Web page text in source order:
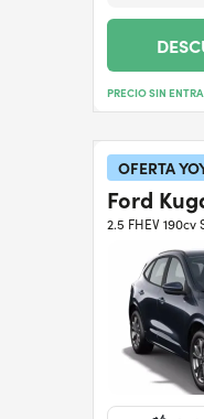
PRECIO SIN
OFERTA
Ford
2.5 FHEV 190cv